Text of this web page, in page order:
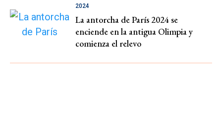
2024
La antorcha de París 2024 se
enciende en la antigua Olimpia y
comienza el relevo